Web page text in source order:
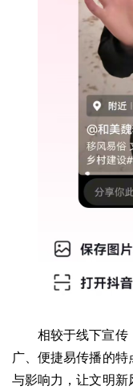
相较于线下宣传
广、便捷易传播的
与影响力，让文明新